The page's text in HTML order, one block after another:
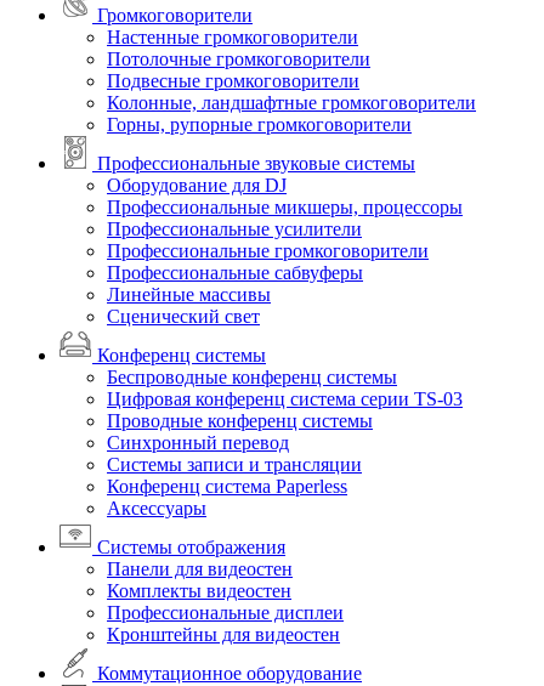
Громкоговорители
Настенные громкоговорители
Потолочные громкоговорители
Подвесные громкоговорители
Колонные, ландшафтные громкоговорители
Горны, рупорные громкоговорители
Профессиональные звуковые системы
Оборудование для DJ
Профессиональные микшеры, процессоры
Профессиональные усилители
Профессиональные громкоговорители
Профессиональные сабвуферы
Линейные массивы
Сценический свет
Конференц системы
Беспроводные конференц системы
Цифровая конференц система серии TS-03
Проводные конференц системы
Синхронный перевод
Системы записи и трансляции
Конференц система Paperless
Аксессуары
Системы отображения
Панели для видеостен
Комплекты видеостен
Профессиональные дисплеи
Кронштейны для видеостен
Коммутационное оборудование